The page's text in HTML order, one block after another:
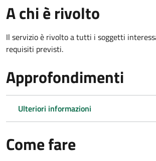
A chi è rivolto
Il servizio è rivolto a tutti i soggetti
requisiti previsti.
Approfondimenti
Ulteriori informazioni
Come fare